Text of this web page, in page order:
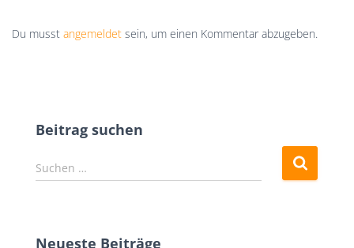
Du musst angemeldet sein, um einen Kommentar abzugeben.
Beitrag suchen
S
u
Suchen …
Neueste Beiträge